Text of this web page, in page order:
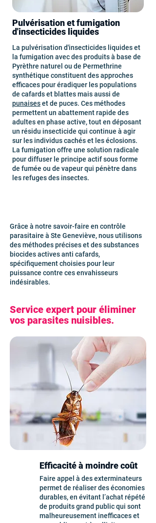
Pulvérisation et fumigation
d'insecticides liquides
La pulvérisation d'insecticides liquides et
la fumigation avec des produits à base de
Pyrèthre naturel ou de Permethrine
synthétique constituent des approches
efficaces pour éradiquer les populations
de cafards et blattes mais aussi de
punaiseset de puces. Ces méthodes
permettent un abattement rapide des
adultes en phase active, tout en déposant
un résidu insecticide qui continue à agir
sur les individus cachés et les éclosions.
La fumigation offre une solution radicale
pour diffuser le principe actif sous forme
de fumée ou de vapeur qui pénètre dans
les refuges des insectes.
Grâce à notre savoir-faire en contrôle
parasitaire à Ste Geneviève, nous utilisons
des méthodes précises et des substances
biocides actives anti cafards,
spécifiquement choisies pour leur
puissance contre ces envahisseurs
indésirables.
Service expert pour éliminer
vos parasites nuisibles.
Efficacité à moindre coût
Faire appel à des exterminateurs
permet de réaliser des économies
durables, en évitant l’achat répété
de produits grand public qui sont
malheureusement inefficaces et